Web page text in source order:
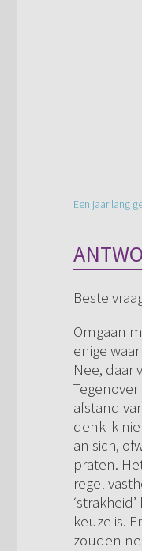
Een jaar lang
Beste
Omgaan
enige
Nee, daar
afstand
denk ik
an sich,
praten.
regel
keuze is.
zouden